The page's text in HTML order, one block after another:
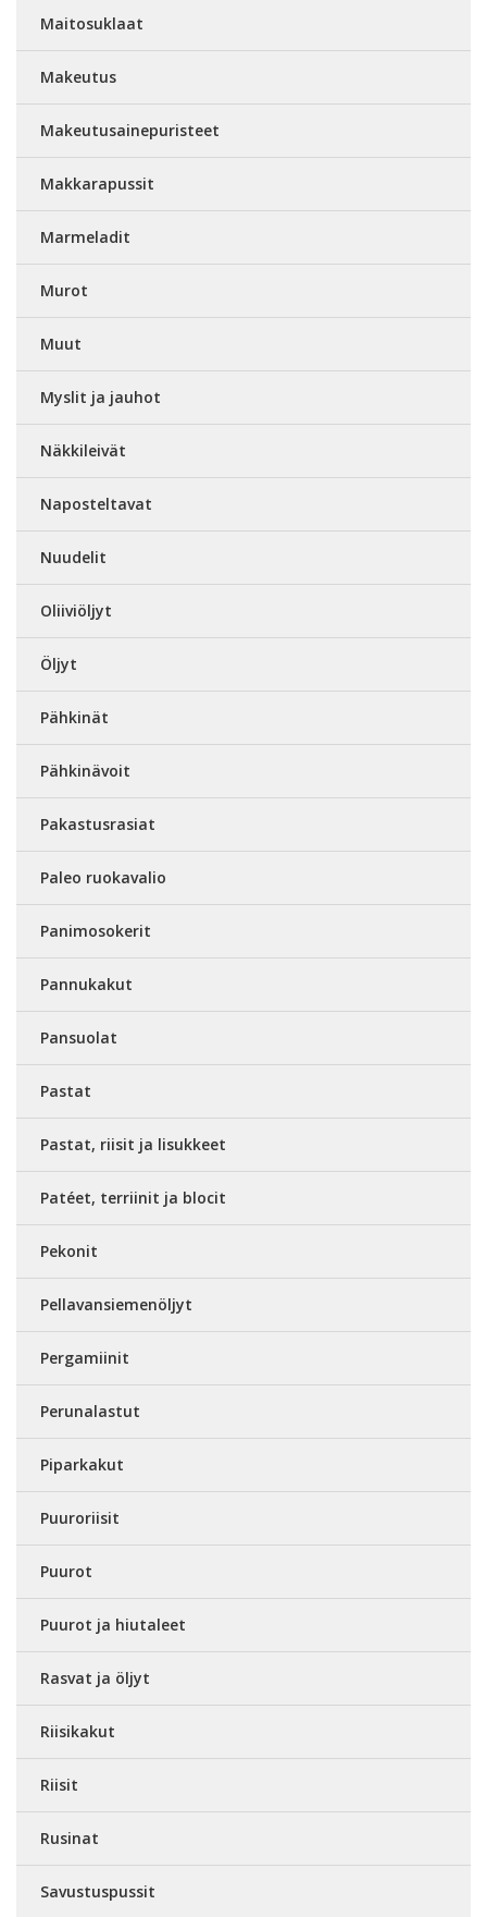
Maitosuklaat
Makeutus
Makeutusainepuristeet
Makkarapussit
Marmeladit
Murot
Muut
Myslit ja jauhot
Näkkileivät
Naposteltavat
Nuudelit
Oliiviöljyt
Öljyt
Pähkinät
Pähkinävoit
Pakastusrasiat
Paleo ruokavalio
Panimosokerit
Pannukakut
Pansuolat
Pastat
Pastat, riisit ja lisukkeet
Patéet, terriinit ja blocit
Pekonit
Pellavansiemenöljyt
Pergamiinit
Perunalastut
Piparkakut
Puuroriisit
Puurot
Puurot ja hiutaleet
Rasvat ja öljyt
Riisikakut
Riisit
Rusinat
Savustuspussit